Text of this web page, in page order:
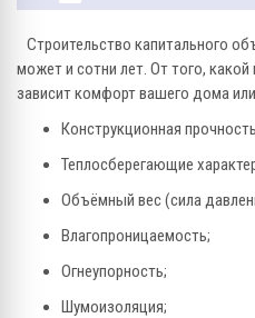
Строительство капитального
может и сотни лет. От того,
зависит комфорт вашего дома
Конструкционная
Теплосберегающие
Объёмный вес (сила
Влагопроницаемость;
Огнеупорность;
Шумоизоляция;